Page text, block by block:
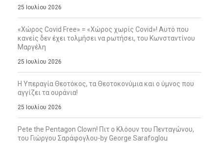
25 Ιουλίου 2026
«Χώρος Covid Free» = «Χώρος χωρίς Covid»! Αυτό που
κανείς δεν έχει τολμήσει να ρωτήσει, του Κωνσταντίνου
Μαργέλη
25 Ιουλίου 2026
Η Υπεραγία Θεοτόκος, τα Θεοτοκονύμια και ο ύμνος που
αγγίζει τα ουράνια!
25 Ιουλίου 2026
Pete the Pentagon Clown! Πιτ ο Κλόουν του Πενταγώνου,
του Γιώργου Σαράφογλου-by George Sarafoglou